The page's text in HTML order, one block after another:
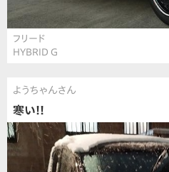
フリード
HYBRID G
ようちゃんさん
寒い!!